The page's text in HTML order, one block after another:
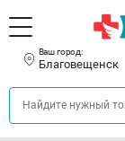
Ваш город:
Благовещенск